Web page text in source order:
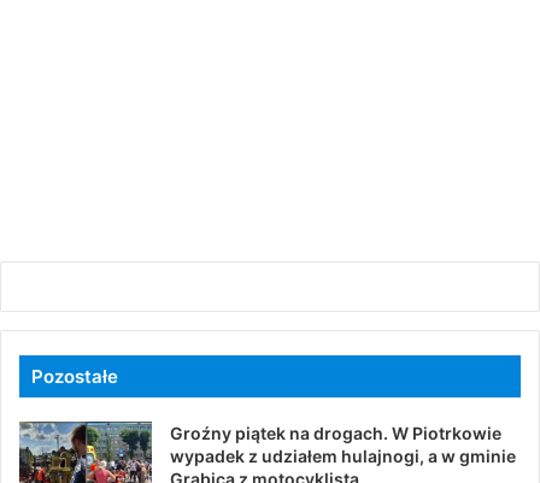
Pozostałe
Groźny piątek na drogach. W Piotrkowie
wypadek z udziałem hulajnogi, a w gminie
Grabica z motocyklistą